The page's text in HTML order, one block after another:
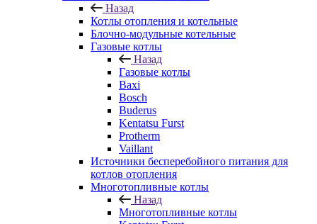
Назад
Котлы отопления и котельные
Блочно-модульные котельные
Газовые котлы
Назад
Газовые котлы
Baxi
Bosch
Buderus
Kentatsu Furst
Protherm
Vaillant
Источники бесперебойного питания для
котлов отопления
Многотопливные котлы
Назад
Многотопливные котлы